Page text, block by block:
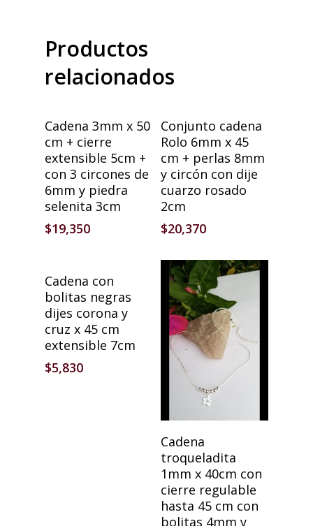
Productos
relacionados
Cadena 3mm x 50
cm + cierre
extensible 5cm +
con 3 circones de
6mm y piedra
selenita 3cm
$19,350
Añadir Al Carrito
Conjunto cadena
Rolo 6mm x 45
cm + perlas 8mm
y circón con dije
cuarzo rosado
2cm
$20,370
Cadena con
bolitas negras
dijes corona y
cruz x 45 cm
extensible 7cm
$5,830
Cadena
troqueladita
1mm x 40cm con
cierre regulable
hasta 45 cm con
bolitas 4mm y